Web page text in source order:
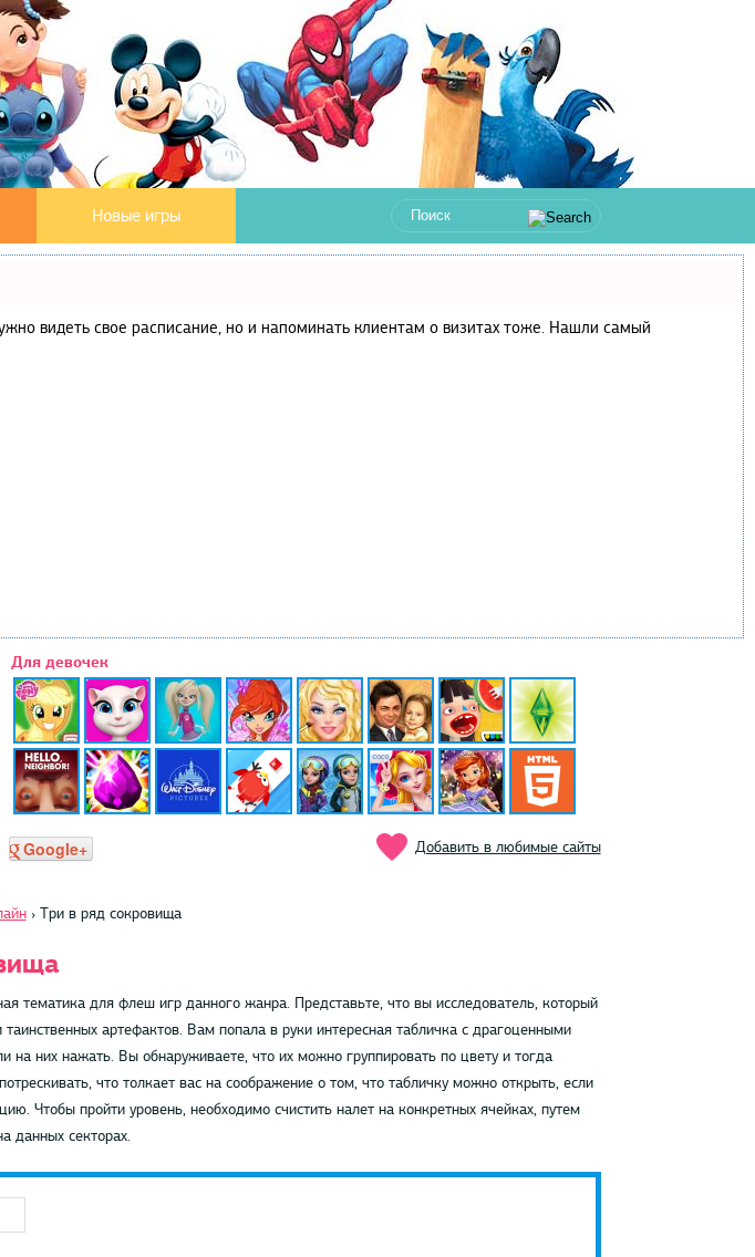
Новые игры
видеть свое расписание, но и напоминать клиентам о визитах тоже. Нашли самый
Для девочек
Google+ Добавить в любимые сайты
› Три в ряд сокровища
тематика для флеш игр данного жанра. Представьте, что вы исследователь, который
артефактов. Вам попала в руки интересная табличка с драгоценными
на них нажать. Вы обнаруживаете, что их можно группировать по цвету и тогда
что толкает вас на соображение о том, что табличку можно открыть, если
Чтобы пройти уровень, необходимо счистить налет на конкретных ячейках, путем
данных секторах.